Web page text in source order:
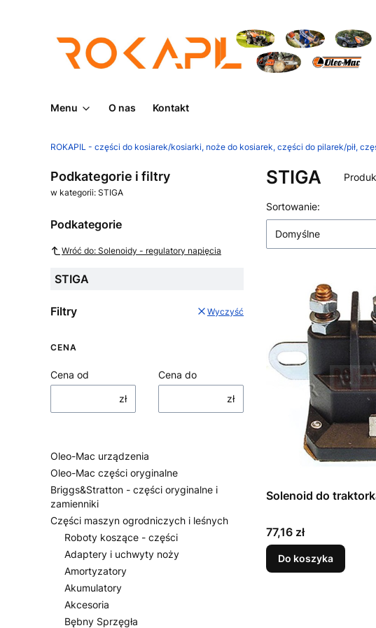
Menu O nas Kontakt
ROKAPIL - części do kosiarek/kosiarki, noże do kosiarek, części do pilarek/pił,
Podkategorie i filtry
w kategorii: STIGA
Podkategorie
Wróć do: Solenoidy - regulatory napięcia
STIGA
Filtry Wyczyść
CENA
Cena od
zł
Cena do
zł
Oleo-Mac urządzenia
Oleo-Mac części oryginalne
Briggs&Stratton - części oryginalne i
zamienniki
Części maszyn ogrodniczych i leśnych
Roboty koszące - części
Adaptery i uchwyty noży
Amortyzatory
Akumulatory
Akcesoria
Bębny Sprzęgła
STIGA
Lista
Sortowanie:
Domyślne
Solenoid do
Cena
77,16 zł
Do koszyka